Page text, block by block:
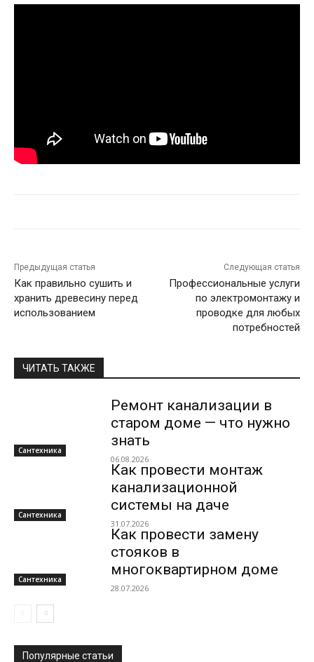
Предыдущая статья
Как правильно сушить и
хранить древесину перед
использованием
Следующая статья
Профессиональные услуги
по электромонтажу и
проводке для любых
потребностей
ЧИТАТЬ ТАКЖЕ
Сантехника
Ремонт канализации в
старом доме — что нужно
знать
06.08.2026
Сантехника
Как провести монтаж
канализационной
системы на даче
31.07.2026
Сантехника
Как провести замену
стояков в
многоквартирном доме
28.07.2026
Популярные статьи